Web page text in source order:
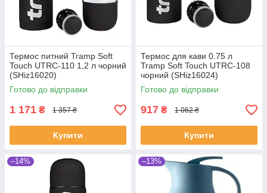
Термос питний Tramp Soft
Touch UTRC-110 1,2 л чорний
(SHiz16020)
Готово до відправки
1 171 ₴ 1 357 ₴
Купити
Термос для кави 0.75 л
Tramp Soft Touch UTRC-108
чорний (SHiz16024)
Готово до відправки
917 ₴ 1 062 ₴
Купити
–14% –13%